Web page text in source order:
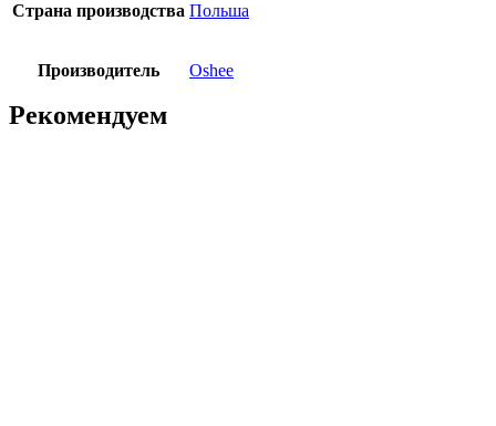
Страна производства Польша
Производитель Oshee
Рекомендуем